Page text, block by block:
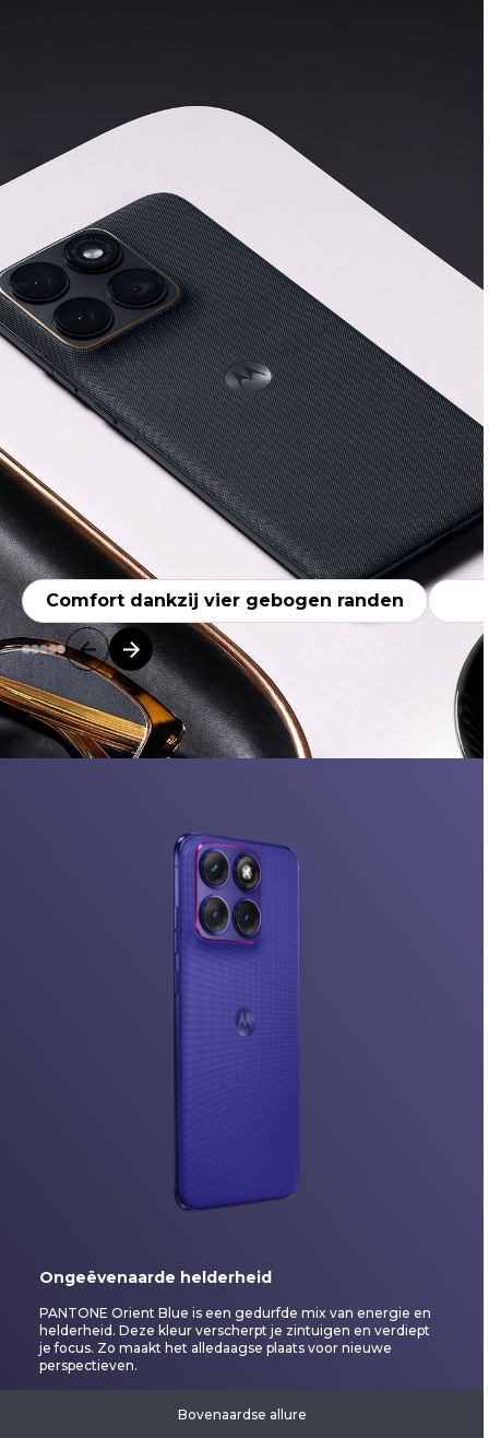
Comfort dankzij vier gebogen randen
Ongeëvenaarde helderheid
PANTONE Orient Blue is een gedurfde mix van energie en
helderheid. Deze kleur verscherpt je zintuigen en verdiept
je focus. Zo maakt het alledaagse plaats voor nieuwe
perspectieven.
Bovenaardse allure